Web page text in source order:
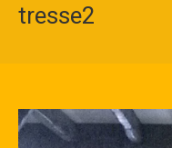
tresse2